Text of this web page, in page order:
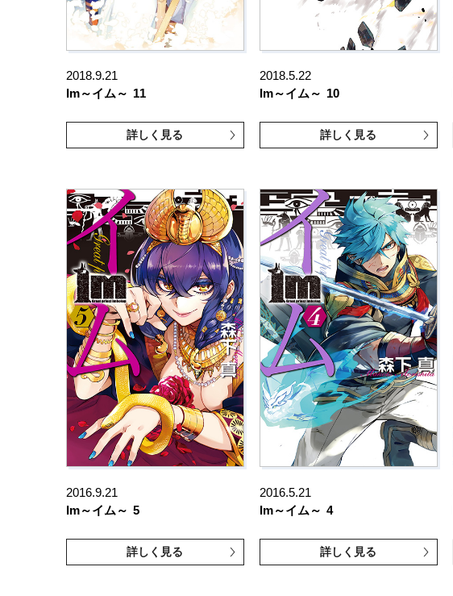
2018.9.21
Im～イム～ 11
詳しく見る
2018.5.22
Im～イム～ 10
詳しく見る
2016.9.21
Im～イム～ 5
詳しく見る
2016.5.21
Im～イム～ 4
詳しく見る